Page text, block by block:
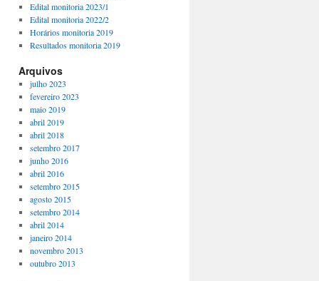
Edital monitoria 2023/1
Edital monitoria 2022/2
Horários monitoria 2019
Resultados monitoria 2019
Arquivos
julho 2023
fevereiro 2023
maio 2019
abril 2019
abril 2018
setembro 2017
junho 2016
abril 2016
setembro 2015
agosto 2015
setembro 2014
abril 2014
janeiro 2014
novembro 2013
outubro 2013